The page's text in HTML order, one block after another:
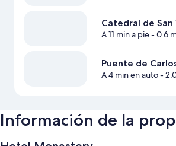
Catedral de San
A 11 min a pie- 0.6
Puente de
A 4 min en auto-
Información de la